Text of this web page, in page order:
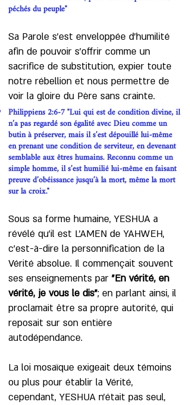
péchés du peuple"
Sa Parole s'est enveloppée d'humilité
afin de pouvoir s’offrir comme un
sacrifice de substitution, expier toute
notre rébellion et nous permettre de
voir la gloire du Père sans crainte.
Philippiens 2:6-7 "Lui qui est de condition divine, il
n’a pas regardé son égalité avec Dieu comme un
butin à préserver, mais il s’est dépouillé lui-même
en prenant une condition de serviteur, en devenant
semblable aux êtres humains. Reconnu comme un
simple homme, il s’est humilié lui-même en faisant
preuve d’obéissance jusqu’à la mort, même la mort
sur la croix."
Sous sa forme humaine, YESHUA a
révélé qu'il est L'AMEN de YAHWEH,
c'est-à-dire la personnification de la
Vérité absolue. Il commençait souvent
ses enseignements par "En vérité, en
vérité, je vous le dis"; en parlant ainsi, il
proclamait être sa propre autorité, qui
reposait sur son entière
autodépendance.
La loi mosaïque exigeait deux témoins
ou plus pour établir la Vérité,
cependant, YESHUA n'était pas seul,